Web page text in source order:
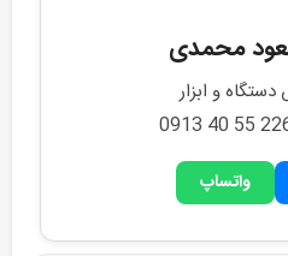
محمدی
و ابزار
واتساپ